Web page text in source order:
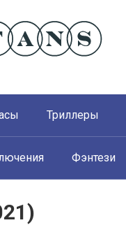
Триллеры
Фэнтези